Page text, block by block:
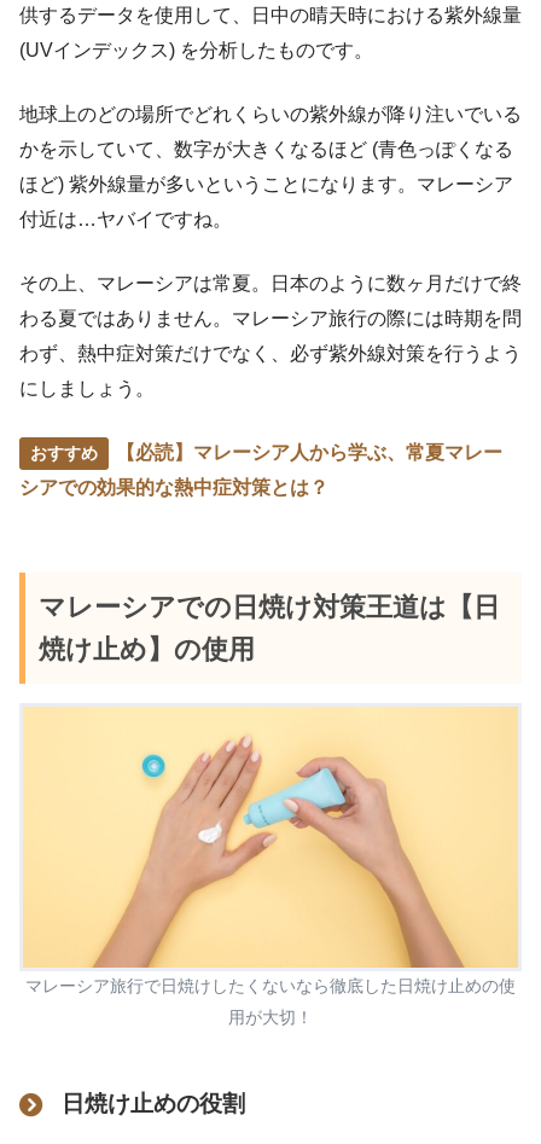
供するデータを使用して、日中の晴天時における紫外線量
(UVインデックス) を分析したものです。
地球上のどの場所でどれくらいの紫外線が降り注いでいる
かを示していて、数字が大きくなるほど (青色っぽくなる
ほど) 紫外線量が多いということになります。マレーシア
付近は…ヤバイですね。
その上、マレーシアは常夏。日本のように数ヶ月だけで終
わる夏ではありません。マレーシア旅行の際には時期を問
わず、熱中症対策だけでなく、必ず紫外線対策を行うよう
にしましょう。
【必読】マレーシア人から学ぶ、常夏マレー
シアでの効果的な熱中症対策とは？
マレーシアでの日焼け対策王道は【日
焼け止め】の使用
マレーシア旅行で日焼けしたくないなら徹底した日焼け止めの使
用が大切！
日焼け止めの役割